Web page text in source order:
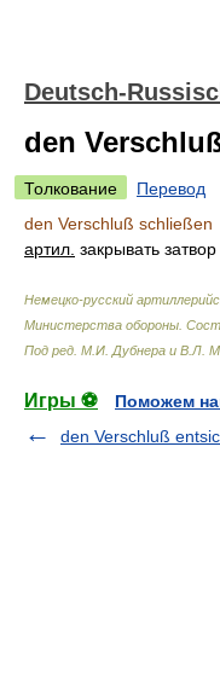
Deutsch-
den
Толкование
Перевод
den Verschluß schließen
артил. закрывать затвор
Немецко-русский
Министерства обороны
Под ред. М.И. Дубнера и В.Л.
Игры ⚽
Поможем
den Verschluß